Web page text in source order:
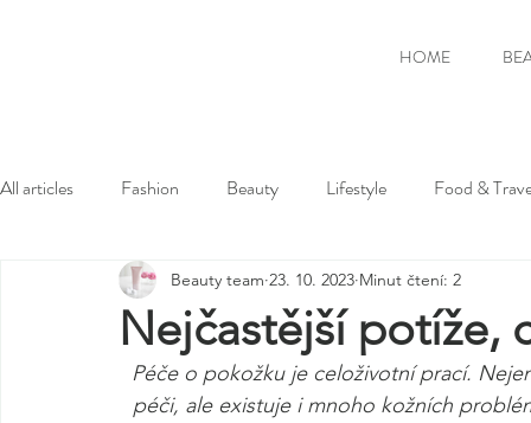
HOME
All articles Fashion Beauty Lifestyle Food &
Nejčastější potíže,
Beauty team 23. 10. 2023 Minut čtení: 2
Péče o pokožku je celoživotní prací.
péči, ale existuje i mnoho kožních